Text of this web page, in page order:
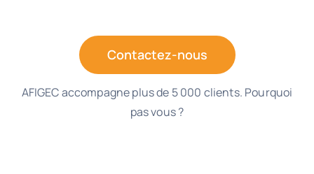
Contactez-nous
AFIGEC accompagne plus de 5 000 clients. Pourquoi
pas vous ?